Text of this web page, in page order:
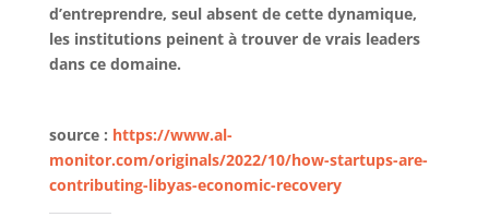
d’entreprendre, seul absent de cette dynamique,
les institutions peinent à trouver de vrais leaders
dans ce domaine.
source : https://www.al-
monitor.com/originals/2022/10/how-startups-are-
contributing-libyas-economic-recovery